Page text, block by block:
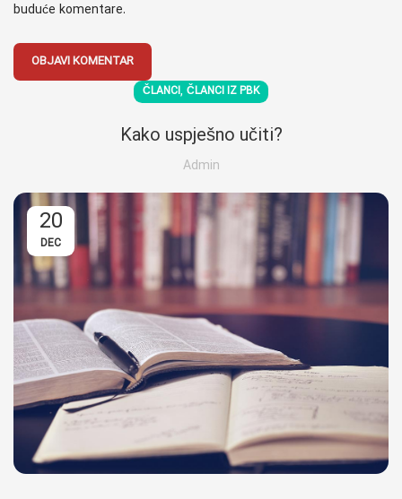
buduće komentare.
ČLANCI, ČLANCI IZ PBK
Kako uspješno učiti?
Admin
20
DEC